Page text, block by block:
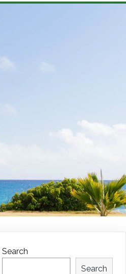
Search
Search